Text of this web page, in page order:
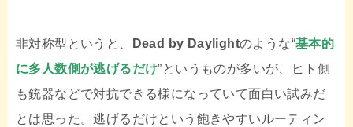
非対称型というと、 Dead by Daylightのような“基本的
に多人数側が逃げるだけ”というものが多いが、ヒト側
も銃器などで対抗できる様になっていて面白い試みだ
とは思った。逃げるだけという飽きやすいルーティン